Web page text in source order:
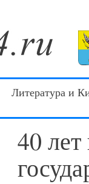
Литература и
40